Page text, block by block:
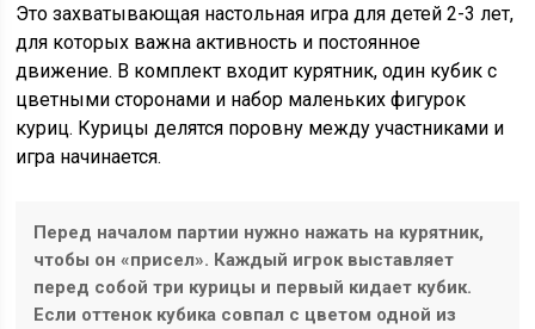
Это захватывающая настольная игра для детей 2-3 лет,
для которых важна активность и постоянное
движение. В комплект входит курятник, один кубик с
цветными сторонами и набор маленьких фигурок
куриц. Курицы делятся поровну между участниками и
игра начинается.
Перед началом партии нужно нажать на курятник,
чтобы он «присел». Каждый игрок выставляет
перед собой три курицы и первый кидает кубик.
Если оттенок кубика совпал с цветом одной из